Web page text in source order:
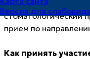
Версия для
«Спартамед» и
стоматологический
прием по
Как принять